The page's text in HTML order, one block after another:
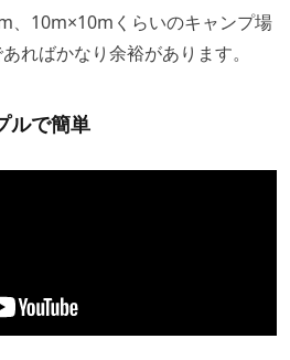
、10m×10mくらいのキャンプ場
ればかなり余裕があります。
で簡単